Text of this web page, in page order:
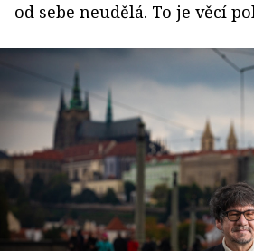
od sebe neudělá. To je věcí